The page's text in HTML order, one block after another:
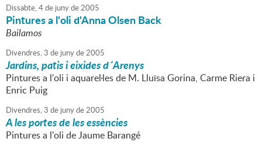
Dissabte,4de junyde2005
Pintures a l'oli d'Anna Olsen Back
Bailamos
Divendres,3 de junyde2005
Jardins, patis i eixides d´Arenys
Pintures a l'oli i aquarel·les de M. Lluïsa Gorina, Carme Riera i
Enric Puig
Divendres,3 de junyde2005
A les portes de les essències
Pintures a l'oli de Jaume Barangé